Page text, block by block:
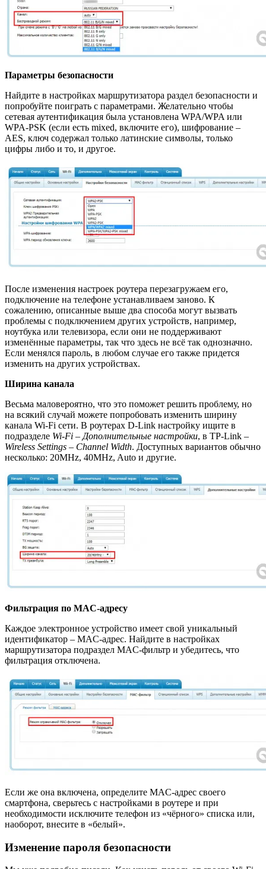
Параметры безопасности
Найдите в настройках маршрутизатора раздел безопасности и
попробуйте поиграть с параметрами. Желательно чтобы
сетевая аутентификация была установлена WPA/WPA или
WPA-PSK (если есть mixed, включите его), шифрование –
AES, ключ содержал только латинские символы, только
цифры либо и то, и другое.
После изменения настроек роутера перезагружаем его,
подключение на телефоне устанавливаем заново. К
сожалению, описанные выше два способа могут вызвать
проблемы с подключением других устройств, например,
ноутбука или телевизора, если они не поддерживают
изменённые параметры, так что здесь не всё так однозначно.
Если менялся пароль, в любом случае его также придется
изменить на других устройствах.
Ширина канала
Весьма маловероятно, что это поможет решить проблему, но
на всякий случай можете попробовать изменить ширину
канала Wi-Fi сети. В роутерах D-Link настройку ищите в
подразделе Wi-Fi – Дополнительные настройки, в TP-Link –
Wireless Settings – Channel Width. Доступных вариантов обычно
несколько: 20MHz, 40MHz, Auto и другие.
Фильтрация по MAC-адресу
Каждое электронное устройство имеет свой уникальный
идентификатор – MAC-адрес. Найдите в настройках
маршрутизатора подраздел MAC-фильтр и убедитесь, что
фильтрация отключена.
Если же она включена, определите MAC-адрес своего
смартфона, сверьтесь с настройками в роутере и при
необходимости исключите телефон из «чёрного» списка или,
наоборот, внесите в «белый».
Изменение пароля безопасности